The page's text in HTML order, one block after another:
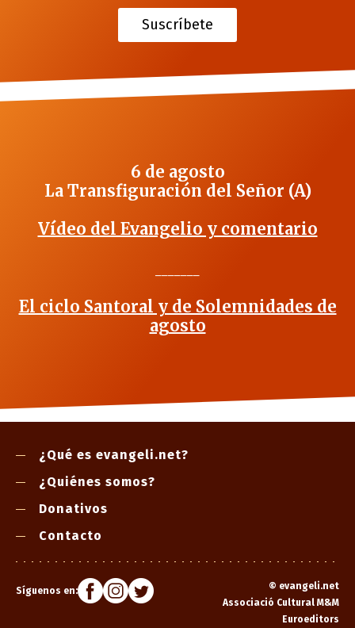
Suscríbete
6 de agosto
La Transfiguración del Señor (A)
Vídeo del Evangelio y comentario
El ciclo Santoral y de Solemnidades de
agosto
¿Qué es evangeli.net?
¿Quiénes somos?
Donativos
Contacto
Síguenos en: © evangeli.net
Associació Cultural M&M
Euroeditors